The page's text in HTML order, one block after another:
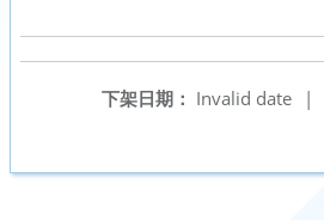
下架日期： Invalid date
|